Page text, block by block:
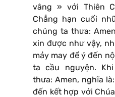
vâng » với Thiên
Chẳng hạn cuối
chúng ta thưa:
xin được như vậy,
mảy may để ý đến
ta cầu nguyện.
thưa: Amen, nghĩa
đến kết hợp với